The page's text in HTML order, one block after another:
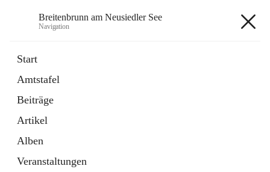
Breitenbrunn am Neusiedler See
Navigation
Start
Amtstafel
Beiträge
Artikel
Alben
Veranstaltungen
18 Schnellzugriffe
Gemeindeservice